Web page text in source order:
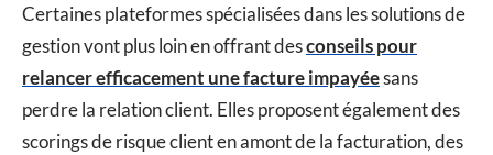
Certaines plateformes spécialisées dans les solutions de
gestion vont plus loin en offrant desconseils pour
relancer efficacement une facture impayéesans
perdre la relation client. Elles proposent également des
scorings de risque client en amont de la facturation, des